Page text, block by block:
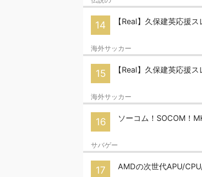
14 【Real】久保建英応援
海外サッカー
15 【Real】久保建英応援
海外サッカー
16 ソーコム！SOCOM！
サバゲー
17 AMDの次世代APU/